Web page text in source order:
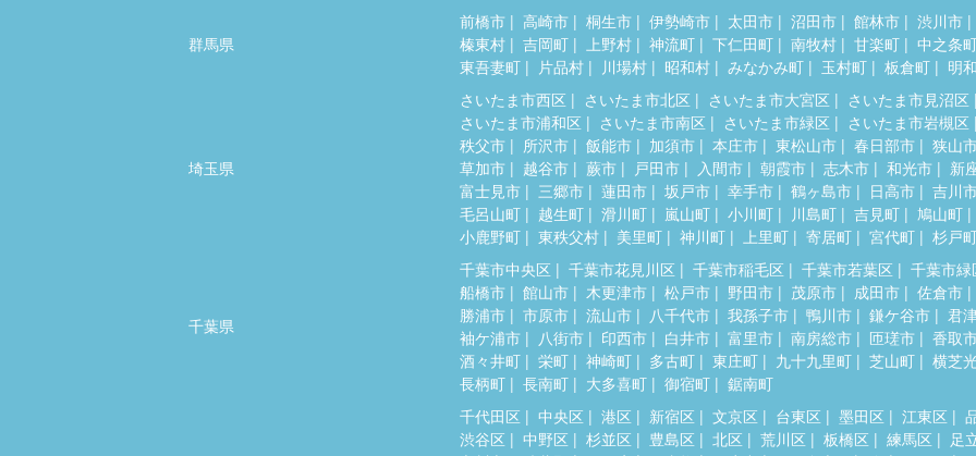
群馬県
前橋市 高崎市 桐生市 伊勢崎市 太田市 沼田市 館林市
渋川市
榛東村
吉岡町 上野村 神流町 下仁田町 南牧村 甘楽町
中之条
東吾妻町
片品村 川場村 昭和村 みなかみ町 玉村町 板倉町 明
埼玉県
さいたま市西区 さいたま市北区 さいたま市大宮区
さいたま市見沼区
さいたま市浦和区
さいたま市南区 さいたま市緑区
さいたま市岩槻区
秩父市
所沢市 飯能市 加須市 本庄市 東松山市 春日部市
狭山
草加市
越谷市 蕨市 戸田市 入間市 朝霞市 志木市 和光市
新
富士見市
三郷市 蓮田市 坂戸市 幸手市 鶴ヶ島市 日高市
吉川
毛呂山町
越生町 滑川町 嵐山町 小川町 川島町 吉見町
鳩山町
小鹿野町
東秩父村 美里町 神川町 上里町 寄居町 宮代町 杉戸
千葉県
千葉市中央区 千葉市花見川区 千葉市稲毛区 千葉市若葉区
千葉市緑
船橋市
館山市 木更津市 松戸市 野田市 茂原市 成田市
佐倉市
勝浦市
市原市 流山市 八千代市 我孫子市 鴨川市 鎌ケ谷市
君
袖ケ浦市
八街市 印西市 白井市 富里市 南房総市 匝瑳市
香取
酒々井町
栄町 神崎町 多古町 東庄町 九十九里町 芝山町
横芝
長柄町
長南町 大多喜町 御宿町
鋸南町
千代田区
中央区 港区 新宿区 文京区 台東区 墨田区 江東区
渋谷区
中野区 杉並区 豊島区 北区 荒川区 板橋区 練馬区
足